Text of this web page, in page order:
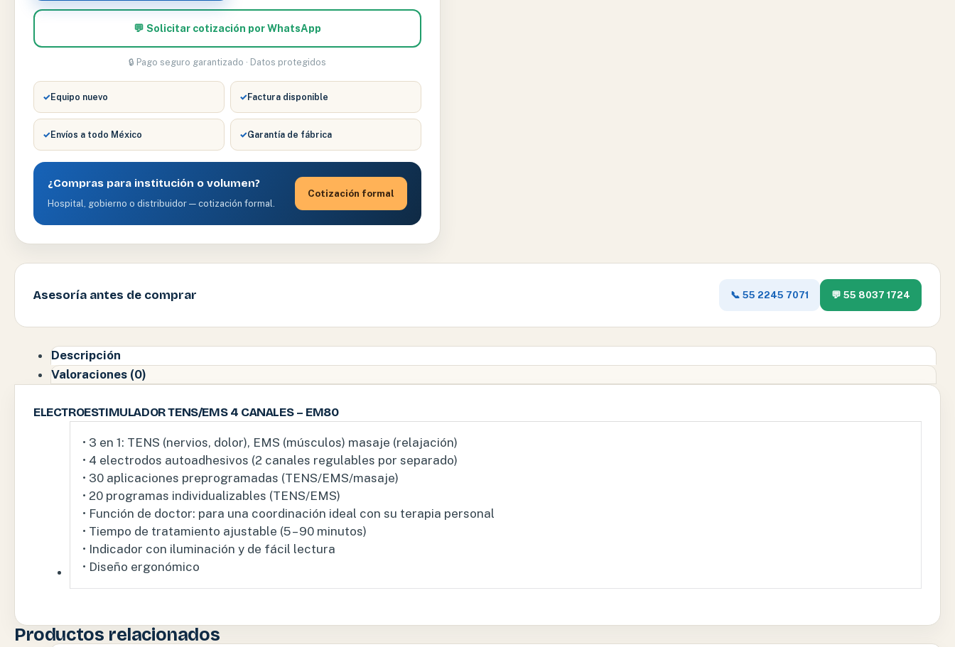
💬 Solicitar cotización por WhatsApp
🔒 Pago seguro garantizado · Datos protegidos
✓Equipo nuevo ✓Factura disponible
✓Envíos a todo México ✓Garantía de fábrica
¿Compras para institución o volumen?
Hospital, gobierno o distribuidor — cotización formal.
Cotización formal
Asesoría antes de comprar 📞 55 2245 7071 💬 55 8037 1724
Descripción
Valoraciones (0)
ELECTROESTIMULADOR TENS/EMS 4 CANALES – EM80
• 3 en 1: TENS (nervios, dolor), EMS (músculos) masaje (relajación)
• 4 electrodos autoadhesivos (2 canales regulables por separado)
• 30 aplicaciones preprogramadas (TENS/EMS/masaje)
• 20 programas individualizables (TENS/EMS)
• Función de doctor: para una coordinación ideal con su terapia personal
• Tiempo de tratamiento ajustable (5 – 90 minutos)
• Indicador con iluminación y de fácil lectura
• Diseño ergonómico
Productos relacionados